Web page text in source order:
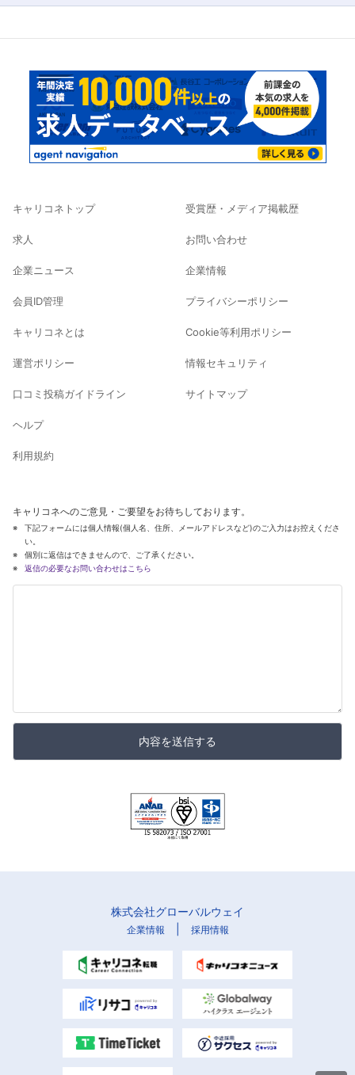
キャリコネトップ
求人
企業ニュース
会員ID管理
キャリコネとは
運営ポリシー
口コミ投稿ガイドライン
ヘルプ
利用規約
受賞歴・メディア掲載歴
お問い合わせ
企業情報
プライバシーポリシー
Cookie等利用ポリシー
情報セキュリティ
サイトマップ
キャリコネへのご意見・ご要望をお待ちしております。
下記フォームには個人情報(個人名、住所、メールアドレスなど)のご入力はお控えくださ
い。
個別に返信はできませんので、ご了承ください。
返信の必要なお問い合わせはこちら
内容を送信する
株式会社グローバルウェイ
企業情報 採用情報